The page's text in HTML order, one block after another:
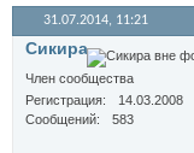
31.07.2014, 11:21
Сикира
Член сообщества
Регистрация
14.03.2008
Сообщений
583